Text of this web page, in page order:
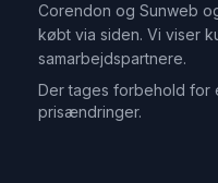
Corendon og Sunweb
købt via siden. Vi viser
samarbejdspartnere.
Der tages forbehold for
prisændringer.